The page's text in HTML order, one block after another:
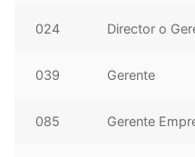
024 Director o
039 Gerente
085 Gerente